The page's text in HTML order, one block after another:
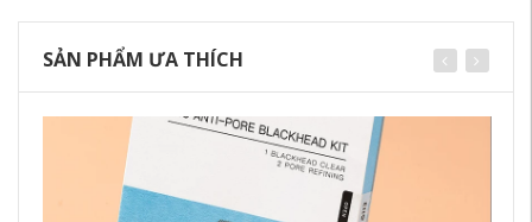
SẢN PHẨM ƯA THÍCH